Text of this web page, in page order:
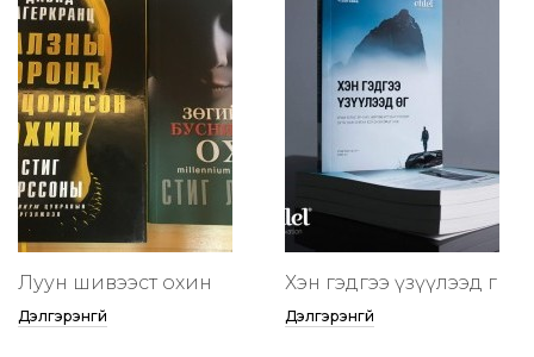
Луун шивээст охин
Дэлгэрэнгүй
Хэн гэдгээ үзүүлээд өг
Дэлгэрэнгүй